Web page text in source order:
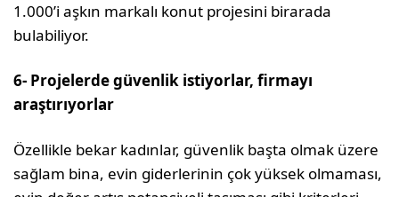
1.000’i aşkın markalı konut projesini birarada
bulabiliyor.
6- Projelerde güvenlik istiyorlar, firmayı
araştırıyorlar
Özellikle bekar kadınlar, güvenlik başta olmak üzere
sağlam bina, evin giderlerinin çok yüksek olmaması,